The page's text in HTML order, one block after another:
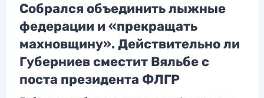
Собрался объединить лыжные
федерации и «прекращать
махновщину». Действительно ли
Губерниев сместит Вяльбе с
поста президента ФЛГР